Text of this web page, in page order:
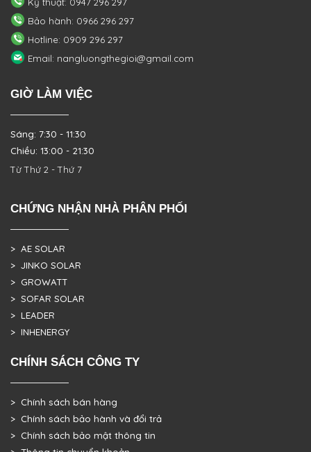
Bảo hành: 0966 296 297
Hotline: 0909 296 297
Email: nangluongthegioi@gmail.com
GIỜ LÀM VIỆC
Sáng: 7:30 - 11:30
Chiều: 13:00 - 21:30
Từ Thứ 2 - Thứ 7
CHỨNG NHẬN NHÀ PHÂN PHỐI
> AE SOLAR
> JINKO SOLAR
> GROWATT
> SOFAR SOLAR
> LEADER
> INHENERGY
CHÍNH SÁCH CÔNG TY
> Chính sách bán hàng
> Chính sách bảo hành và đổi trả
> Chính sách bảo mật thông tin